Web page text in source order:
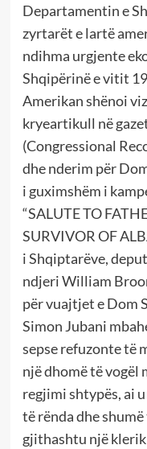
Departamentin e
zyrtarët e lartë
ndihma urgjente
Shqipërinë e vitit
Amerikan shënoi
kryeartikull në
(Congressional
dhe nderim për
i guximshëm i
“SALUTE TO
SURVIVOR OF
i Shqiptarëve,
ndjeri William
për vuajtjet e Dom
Simon Jubani
sepse refuzonte të
një dhomë të vogël
regjimi shtypës, ai
të rënda dhe
gjithashtu një